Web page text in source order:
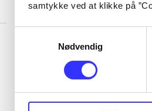
samtykke ved at klikke på
Nødvendig